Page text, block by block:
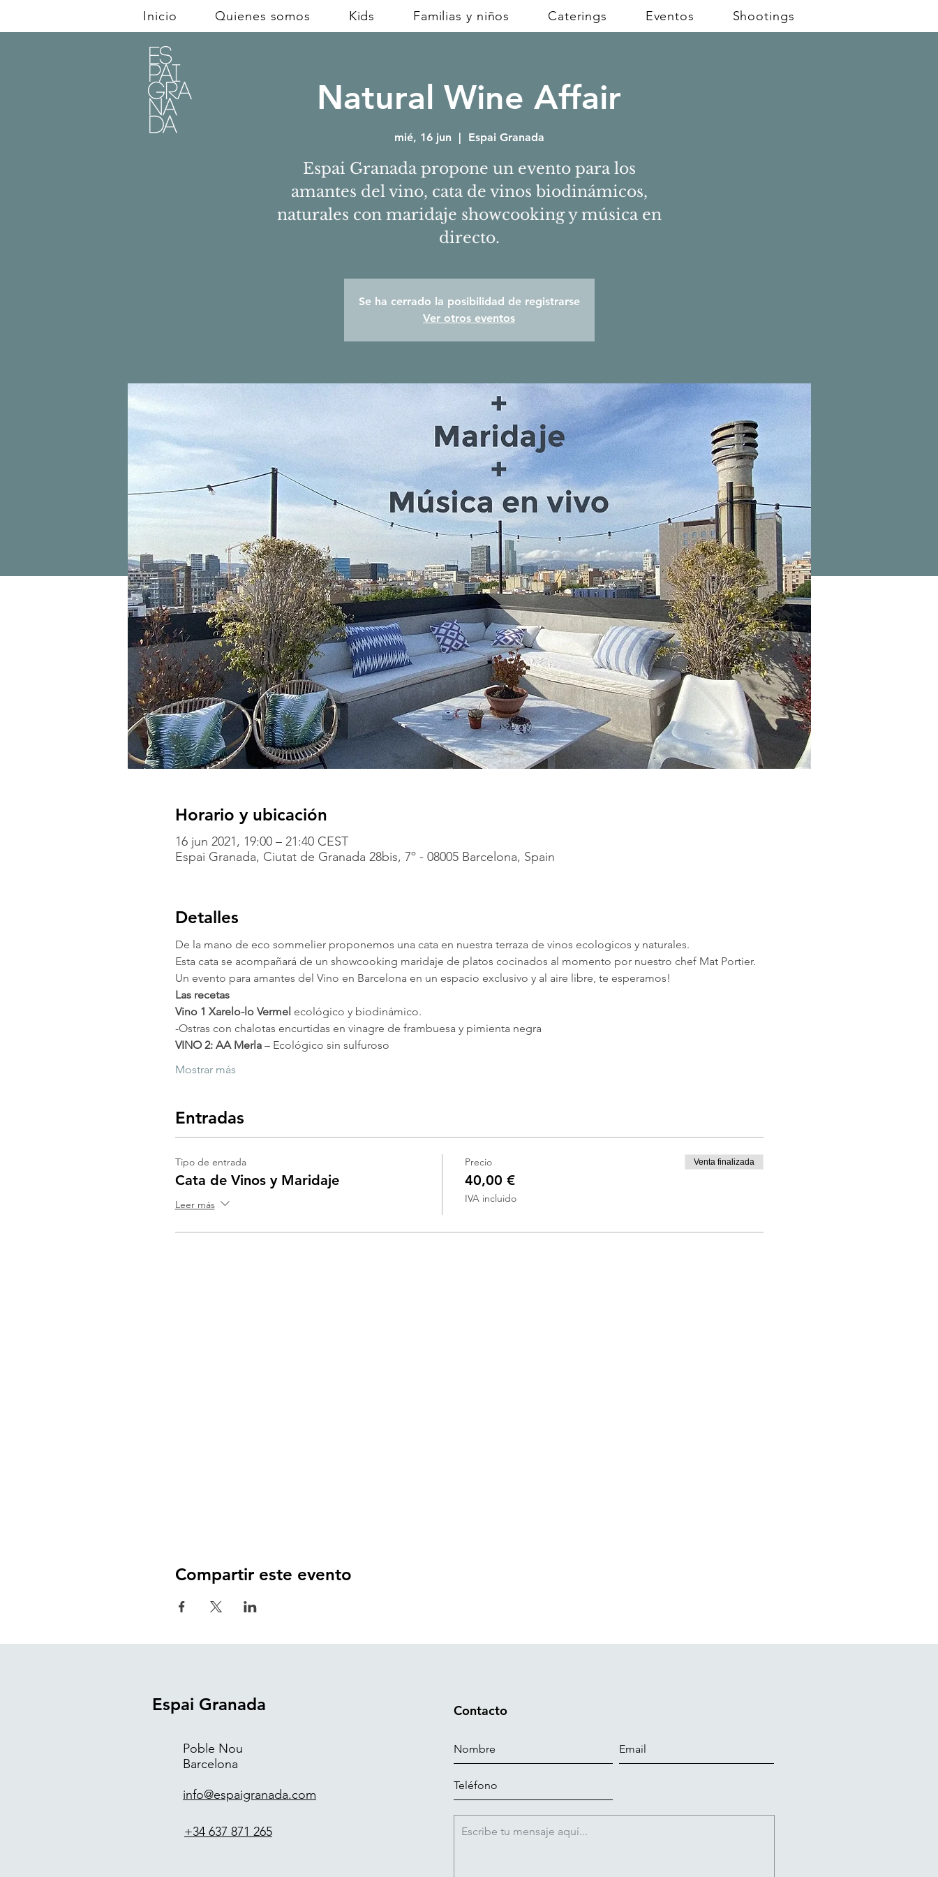
Inicio Quienes somos Kids Familias y niños Caterings Eventos Shootings
Natural Wine Affair
mié, 16 jun Espai Granada
Espai Granada propone un evento para los
amantes del vino, cata de vinos biodinámicos,
naturales con maridaje showcooking y música en
directo.
Se ha cerrado la posibilidad de registrarse
Ver otros eventos
Horario y ubicación
16 jun 2021, 19:00 – 21:40 CEST
Espai Granada, Ciutat de Granada 28bis, 7º - 08005 Barcelona, Spain
Detalles
De la mano de eco sommelier proponemos una cata en nuestra terraza de vinos ecologicos y naturales.
Esta cata se acompañará de un showcooking maridaje de platos cocinados al momento por nuestro chef Mat Portier.
Un evento para amantes del Vino en Barcelona en un espacio exclusivo y al aire libre, te esperamos!
Las recetas
Vino 1 Xarelo-lo Vermel ecológico y biodinámico.
-Ostras con chalotas encurtidas en vinagre de frambuesa y pimienta negra
VINO 2: AA Merla – Ecológico sin sulfuroso
Mostrar más
Entradas
Tipo de entrada
Cata de Vinos y Maridaje
Leer más
Precio
40,00 €
IVA incluido
Venta finalizada
Compartir este evento
Espai Granada
Poble Nou
Barcelona
info@espaigranada.com
+34 637 871 265
Contacto